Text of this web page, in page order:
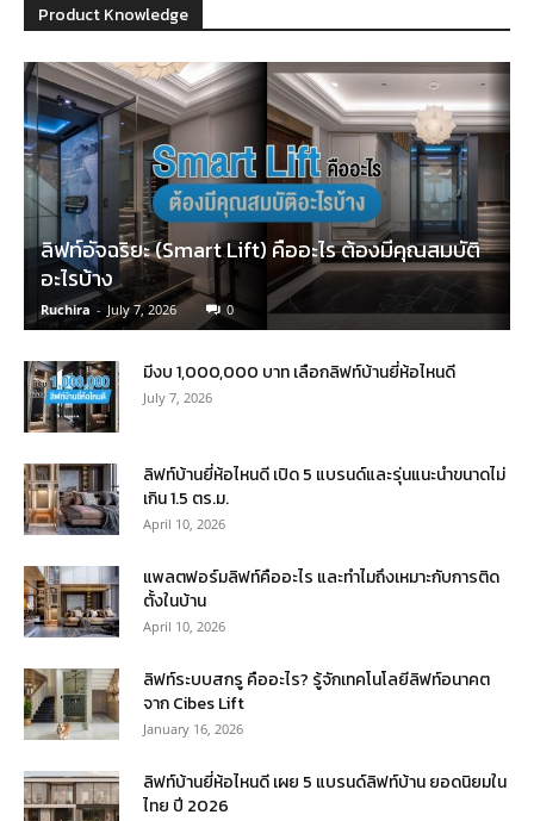
Product Knowledge
ลิฟท์อัจฉริยะ (Smart Lift) คืออะไร ต้องมีคุณสมบัติ
อะไรบ้าง
Ruchira - July 7, 2026 0
มีงบ 1,000,000 บาท เลือกลิฟท์บ้านยี่ห้อไหนดี
July 7, 2026
ลิฟท์บ้านยี่ห้อไหนดี เปิด 5 แบรนด์และรุ่นแนะนำขนาดไม่
เกิน 1.5 ตร.ม.
April 10, 2026
แพลตฟอร์มลิฟท์คืออะไร และทำไมถึงเหมาะกับการติด
ตั้งในบ้าน
April 10, 2026
ลิฟท์ระบบสกรู คืออะไร? รู้จักเทคโนโลยีลิฟท์อนาคต
จาก Cibes Lift
January 16, 2026
ลิฟท์บ้านยี่ห้อไหนดี เผย 5 แบรนด์ลิฟท์บ้าน ยอดนิยมใน
ไทย ปี 2026